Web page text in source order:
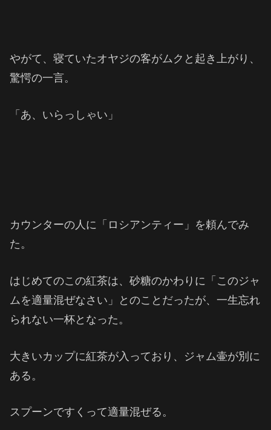
やがて、寝ていたオヤジの客がムクと起き上がり、
驚愕の一言。
「あ、いらっしゃい」
カウンターの人に「ロシアンティー」を頼んでみ
た。
はじめてのこの紅茶は、砂糖のかわりに「このジャ
ムを適量混ぜなさい」とのことだったが、一生忘れ
られない一杯となった。
大きいカップに紅茶が入っており、ジャム壷が別に
ある。
スプーンですくって適量混ぜる。